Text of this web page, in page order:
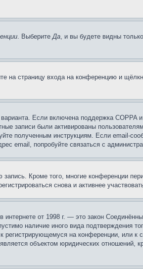
. ВыберитеДа, и вы будете видны
на страницу входа на конференцию и
Если включена поддержка COPPA
записи были активированы
полученным инструкциям. Если email-
email, попробуйте связаться с
Кроме того, многие конференции
снова и активнее
от 1998 г. — это закон
наличие иного вида подтверждения
на конференции, или к
объектом юридических отношений,